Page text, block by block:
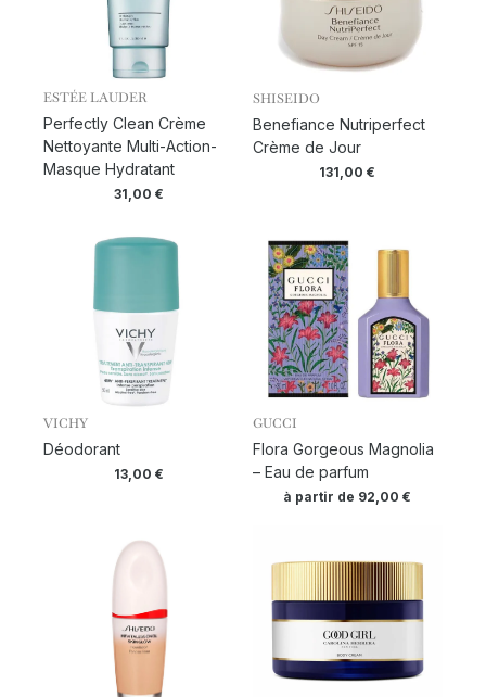
ESTÉE LAUDER
Perfectly Clean Crème
Nettoyante Multi-Action-
Masque Hydratant
31,00 €
SHISEIDO
Benefiance Nutriperfect
Crème de Jour
131,00€
VICHY
Déodorant
13,00 €
GUCCI
Flora Gorgeous Magnolia
– Eau de parfum
à partir de 92,00€